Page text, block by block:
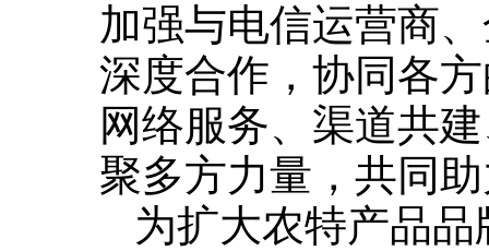
加强与电信运营商
深度合作，协同各
网络服务、渠道共
聚多方力量，共同
为扩大农特产品